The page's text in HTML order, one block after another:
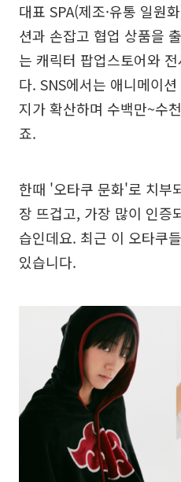
대표 SPA(제조·유통 일원
션과 손잡고 협업 상품을
는 캐릭터 팝업스토어와
다. SNS에서는 애니메이
지가 확산하며 수백만~수
죠.
한때 '오타쿠 문화'로 치부
장 뜨겁고, 가장 많이 인증
습인데요. 최근 이 오타쿠
있습니다.